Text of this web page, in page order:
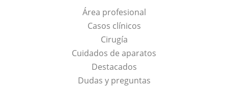
Área profesional
Casos clínicos
Cirugía
Cuidados de aparatos
Destacados
Dudas y preguntas